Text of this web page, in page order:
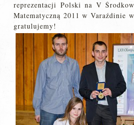
reprezentacji Polski na V
Matematyczną 2011 w Varaźdinie
gratulujemy!